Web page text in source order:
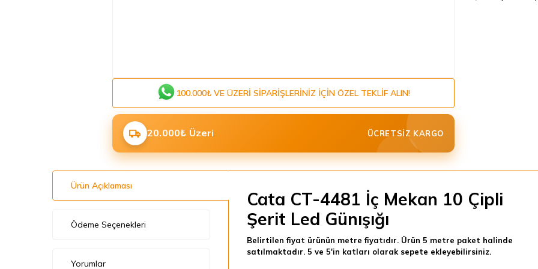
100.000₺ VE ÜZERI SIPARIŞLERINIZ IÇIN ÖZEL TEKLIF ALIN!
20.000₺ Üzeri ÜCRETSIZ KARGO
Ürün Açıklaması
Ödeme Seçenekleri
Yorumlar
Cata CT-4481 İç Mekan 10 Çipli
Şerit Led Günışığı
Belirtilen fiyat ürünün metre fiyatıdır. Ürün 5 metre paket halinde
satılmaktadır. 5 ve 5'in katları olarak sepete ekleyebilirsiniz.